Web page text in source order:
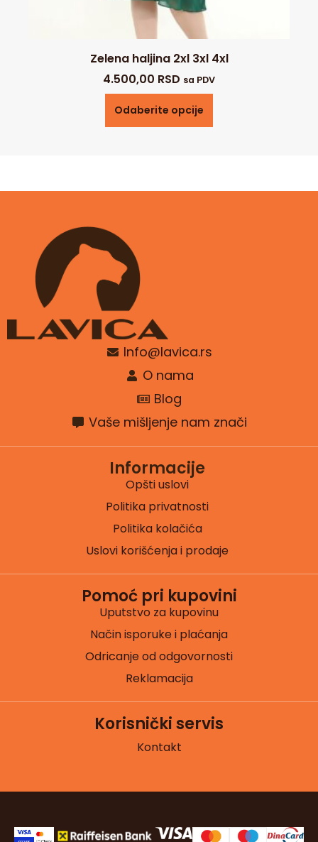
Zelena haljina 2xl 3xl 4xl
4.500,00 RSD sa PDV
Odaberite opcije
Info@lavica.rs
O nama
Blog
Vaše mišljenje nam znači
Informacije
Opšti uslovi
Politika privatnosti
Politika kolačića
Uslovi korišćenja i prodaje
Pomoć pri kupovini
Uputstvo za kupovinu
Način isporuke i plaćanja
Odricanje od odgovornosti
Reklamacija
Korisnički servis
Kontakt